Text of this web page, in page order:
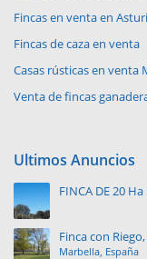
Fincas en venta en
Fincas de caza en venta
Casas rústicas en venta
Venta de fincas
Ultimos Anuncios
FINCA DE 20 Ha
Finca con
Marbella, España